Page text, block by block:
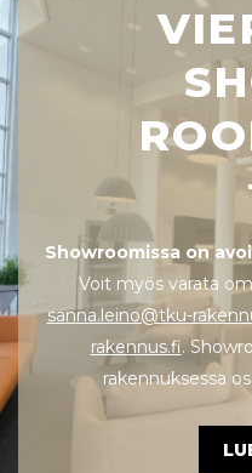
Showroomissa on
Voit myös varata
sanna.leino@tku-
rakennus.fi.
rakennuksessa